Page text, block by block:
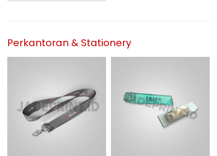
Perkantoran & Stationery